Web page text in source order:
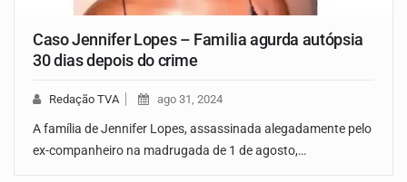
Caso Jennifer Lopes – Familia agurda autópsia
30 dias depois do crime
Redação TVA ago 31, 2024
A família de Jennifer Lopes, assassinada alegadamente pelo
ex-companheiro na madrugada de 1 de agosto,…